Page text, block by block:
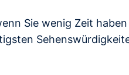
Sie wenig Zeit